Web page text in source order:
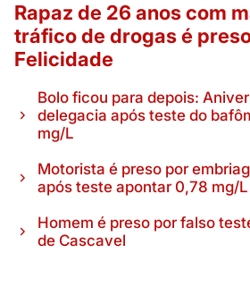
Rapaz de 26 anos com
tráfico de drogas é
Felicidade
Bolo ficou para depois:
delegacia após teste do
mg/L
Motorista é preso por
após teste apontar 0,78 mg/
Homem é preso por falso
de Cascavel